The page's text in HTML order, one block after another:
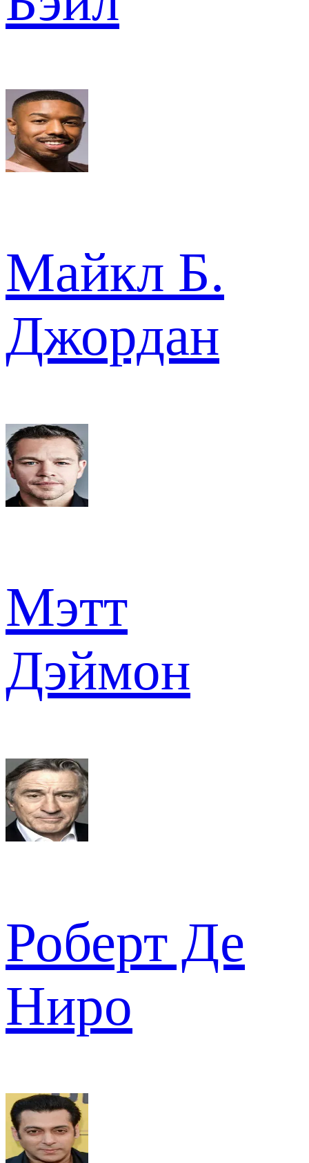
Майкл Б.
Джордан
Мэтт
Дэймон
Роберт Де
Ниро